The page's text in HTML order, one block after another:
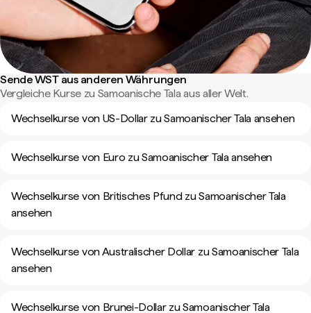
Sende WST aus anderen Währungen
Vergleiche Kurse zu Samoanische Tala aus aller Welt.
Wechselkurse von US-Dollar zu Samoanischer Tala ansehen
Wechselkurse von Euro zu Samoanischer Tala ansehen
Wechselkurse von Britisches Pfund zu Samoanischer Tala
ansehen
Wechselkurse von Australischer Dollar zu Samoanischer Tala
ansehen
Wechselkurse von Brunei-Dollar zu Samoanischer Tala